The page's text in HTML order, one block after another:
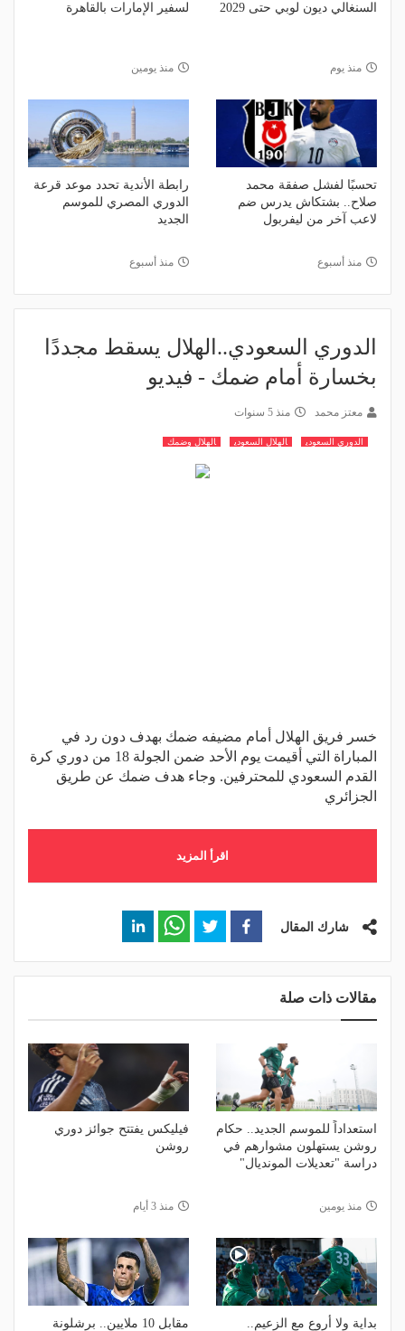
السنغالي ديون لوبي حتى 2029
منذ يوم
لسفير الإمارات بالقاهرة
منذ يومين
تحسبًا لفشل صفقة محمد
صلاح.. بشتكاش يدرس ضم
لاعب آخر من ليفربول
منذ أسبوع
رابطة الأندية تحدد موعد قرعة
الدوري المصري للموسم
الجديد
منذ أسبوع
الدوري السعودي..الهلال يسقط مجددًا
بخسارة أمام ضمك - فيديو
معتز محمد منذ 5 سنوات
الدوري السعودي الهلال السعودي الهلال وضمك
خسر فريق الهلال أمام مضيفه ضمك بهدف دون رد في
المباراة التي أقيمت يوم الأحد ضمن الجولة 18 من دوري كرة
القدم السعودي للمحترفين. وجاء هدف ضمك عن طريق
الجزائري
اقرأ المزيد
شارك المقال
مقالات ذات صلة
استعداداً للموسم الجديد.. حكام
روشن يستهلون مشوارهم في
دراسة "تعديلات المونديال"
منذ يومين
فيليكس يفتتح جوائز دوري
روشن
منذ 3 أيام
بداية ولا أروع مع الزعيم..
مقابل 10 ملايين.. برشلونة